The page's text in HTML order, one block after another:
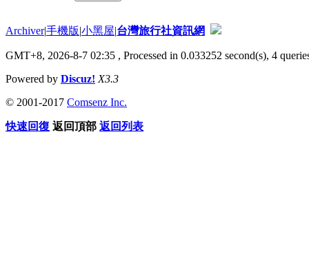
Archiver|手機版|小黑屋|台灣旅行社資訊網
GMT+8, 2026-8-7 02:35 , Processed in 0.033252 second(s), 4
Powered by Discuz! X3.3
© 2001-2017 Comsenz Inc.
快速回復 返回頂部 返回列表